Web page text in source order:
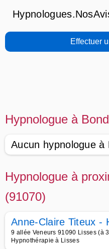
Effectuer
Hypnologue à
Aucun hypnologue à
Hypnologue à
(91070)
Anne-Claire Titeux -
9 allée Veneurs 91090 Lisses (à
Hypnothérapie à Lisses